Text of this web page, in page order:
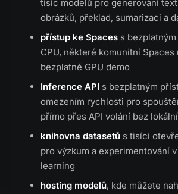
tisíc modelů pro generování
obrázků, překlad, sumarizaci a
přístup ke Spaces s
CPU, některé komunitní Spaces
bezplatné GPU demo
Inference API s bezplatným
omezením rychlosti pro
přímo přes API volání bez
knihovna datasetů s tisíci
pro výzkum a experimentování
learning
hosting modelů, kde můžete